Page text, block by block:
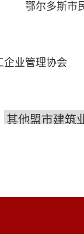
鄂尔多斯市
企业管理协会